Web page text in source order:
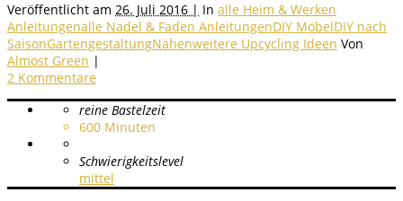
Veröffentlicht am 26. Juli 2016 | In alle Heim & Werken
Anleitungenalle Nadel & Faden AnleitungenDIY MöbelDIY nach
SaisonGartengestaltungNähenweitere Upcycling Ideen Von
Almost Green |
2 Kommentare
reine Bastelzeit
600 Minuten
Schwierigkeitslevel
mittel